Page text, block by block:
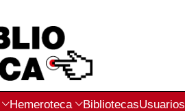
Hemeroteca BibliotecasUsuarios